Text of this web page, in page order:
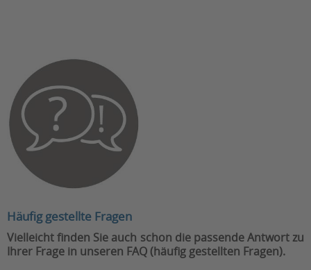
Häufig gestellte Fragen
Vielleicht finden Sie auch schon die passende Antwort zu
Ihrer Frage in unseren FAQ (häufig gestellten Fragen).